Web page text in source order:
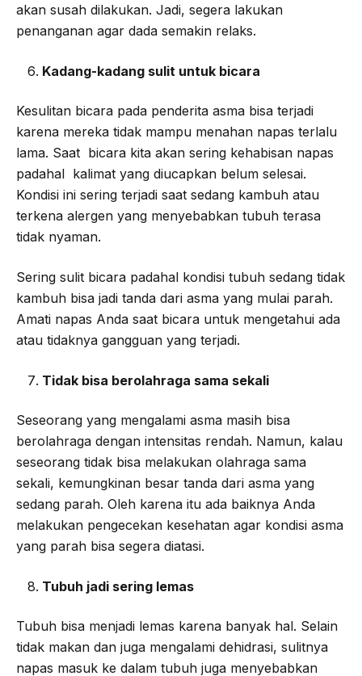
akan susah dilakukan. Jadi, segera lakukan
penanganan agar dada semakin relaks.
Kadang-kadang sulit untuk bicara
Kesulitan bicara pada penderita asma bisa terjadi
karena mereka tidak mampu menahan napas terlalu
lama. Saat bicara kita akan sering kehabisan napas
padahal kalimat yang diucapkan belum selesai.
Kondisi ini sering terjadi saat sedang kambuh atau
terkena alergen yang menyebabkan tubuh terasa
tidak nyaman.
Sering sulit bicara padahal kondisi tubuh sedang tidak
kambuh bisa jadi tanda dari asma yang mulai parah.
Amati napas Anda saat bicara untuk mengetahui ada
atau tidaknya gangguan yang terjadi.
Tidak bisa berolahraga sama sekali
Seseorang yang mengalami asma masih bisa
berolahraga dengan intensitas rendah. Namun, kalau
seseorang tidak bisa melakukan olahraga sama
sekali, kemungkinan besar tanda dari asma yang
sedang parah. Oleh karena itu ada baiknya Anda
melakukan pengecekan kesehatan agar kondisi asma
yang parah bisa segera diatasi.
Tubuh jadi sering lemas
Tubuh bisa menjadi lemas karena banyak hal. Selain
tidak makan dan juga mengalami dehidrasi, sulitnya
napas masuk ke dalam tubuh juga menyebabkan